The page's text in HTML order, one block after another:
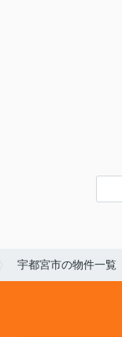
宇都宮市の物件一覧